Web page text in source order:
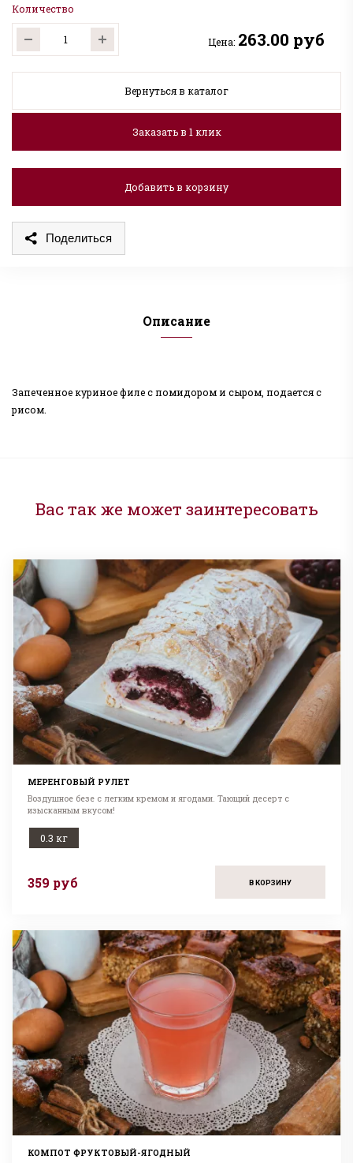
Количество
Цена: 263.00 руб
Вернуться в каталог
Заказать в 1 клик
Добавить в корзину
Поделиться
Описание
Запеченное куриное филе с помидором и сыром, подается с
рисом.
Вас так же может заинтересовать
МЕРЕНГОВЫЙ РУЛЕТ
Воздушное безе с легким кремом и ягодами. Тающий десерт с
изысканным вкусом!
0.3 кг
359 руб В КОРЗИНУ
КОМПОТ ФРУКТОВЫЙ-ЯГОДНЫЙ